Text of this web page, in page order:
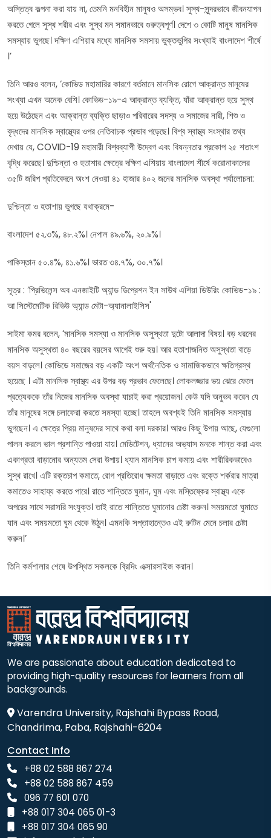
অস্তিত্ব কল্পনা করা যায় না, তেমনি মনবিহীন মানুষও অসম্ভব। সুস্থ-সুন্দরভাবে জীবনযাপন
করতে গেলে সুস্থ শরীর এবং সুস্থ মন সমানভাবে গুরুত্বপূর্ণ। দেশে ৩ কোটি মানুষ মানসিক
সমস্যায় ভুগছে। দক্ষিণ এশিয়ার মধ্যে মানসিক সমসায় ভুক্তভুগির সংখ্যাই বাংলাদেশ শীর্ষে
।’
তিনি আরও বলেন, ‘কোভিড মহামারির কারণে বর্তমানে মানসিক রোগে আক্রান্ত মানুষের
সংখ্যা এখন অনেক বেশি। কোভিড-১৯-এ আক্রান্ত ব্যক্তি, যাঁরা আক্রান্ত হয়ে সুস্থ
হয়ে উঠেছেন এবং আক্রান্ত ব্যক্তি ছাড়াও পরিবারের সদস্য ও সমাজের নারী, শিশু ও
বৃদ্ধদের মানসিক স্বাস্থ্যের ওপর নেতিবাচক প্রভাব পড়েছে। বিশ্ব স্বাস্থ্য সংস্থার তথ্য
দেখায় যে, COVID-19 মহামারী বিশ্বব্যাপী উদ্বেগ এবং বিষন্নতার প্রকোপ ২৫ শতাংশ
বৃদ্ধি করেছে। দুশ্চিন্তা ও হতাশার ক্ষেত্রে দক্ষিণ এশিয়ায় বাংলাদেশ শীর্ষে করোনাকালের
৩৫টি জরিপ প্রতিবেদনে অংশ নেওয়া ৪১ হাজার ৪০২ জনের মানসিক অবস্থা পর্যালোচনা:
দুশ্চিন্তা ও হতাশায় ভুগছে যথাক্রমে-
বাংলাদেশ ৫২.৩%, ৪৮.২%। নেপাল ৪৯.৬%, ২০.৯%।
পাকিস্তান ৫০.৪%, ৪১.৬%। ভারত ৩৪.৭%, ৩০.৭%।
সূত্র : ‘প্রিভিলেন্স অব এনজাইটি অ্যান্ড ডিপ্রেশন ইন সাউথ এশিয়া ডিউরিং কোভিড-১৯ :
আ সিস্টেমেটিক রিভিউ অ্যান্ড মেটা-অ্যানালাইসিস'
সাইমা কমর বলেন, ‘মানসিক সমস্যা ও মানসিক অসুস্থতা দুটো আলাদা বিষয়। বড় ধরনের
মানসিক অসুস্থতা ৪০ বছরের বয়সের আগেই শুরু হয়। আর হতাশাজনিত অসুস্থতা বাড়ে
বয়স বাড়লে। কোভিডে সমাজের বড় একটি অংশ অর্থনৈতিক ও সামাজিকভাবে ক্ষতিগ্রস্থ
হয়েছে । এটা মানসিক স্বাস্থ্য এর উপর বড় প্রভাব ফেলেছে। লোকলজ্জার ভয় ঝেরে ফেলে
প্রত্যেককে তাঁর নিজের মানসিক অবস্থা যাচাই করা প্রয়োজন। কেউ যদি অনুভব করেন যে
তাঁর মানুষের সঙ্গে চলাফেরা করতে সমস্যা হচ্ছে। তাহলে অবশ্যই তিনি মানসিক সমস্যায়
ভুগছেন। এ ক্ষেত্রে প্রিয় মানুষদের সাথে কথা বলা দরকার। আরও কিছু উপায় আছে, যেগুলো
পালন করলে ভাল প্রশান্তি পাওয়া যায়। মেডিটেশন, ধ্যানের অভ্যাস মনকে শান্ত করা এবং
একাগ্রতা বাড়ানোর অন্যতম সেরা উপায়। ধ্যান মানসিক চাপ কমায় এবং শারীরিকভাবেও
সুস্থ রাখে। এটি রক্তচাপ কমাতে, রোগ প্রতিরোধ ক্ষমতা বাড়াতে এবং রক্তে শর্করার মাত্রা
কমাতেও সাহায্য করতে পারে। রাতে শান্তিতে ঘুমান, ঘুম এবং মস্তিষ্কের স্বাস্থ্য একে
অপরের সাথে সরাসরি সংযুক্ত। তাই রাতে শান্তিতে ঘুমানোর চেষ্টা করুন। সময়মতো ঘুমাতে
যান এবং সময়মতো ঘুম থেকে উঠুন। এমনকি সপ্তাহান্তেও এই রুটিন মেনে চলার চেষ্টা
করুন।’
তিনি কর্মশালার শেষে উপস্থিত সকলকে ব্রিদিং এক্সারসাইজ করান।
We are passionate about education dedicated to
providing high-quality resources for learners from all
backgrounds.
Varendra University, Rajshahi Bypass Road,
Chandrima, Paba, Rajshahi-6204
Contact Info
+88 02 588 867 274
+88 02 588 867 459
096 77 601 070
+88 017 304 065 01-3
+88 017 304 065 90